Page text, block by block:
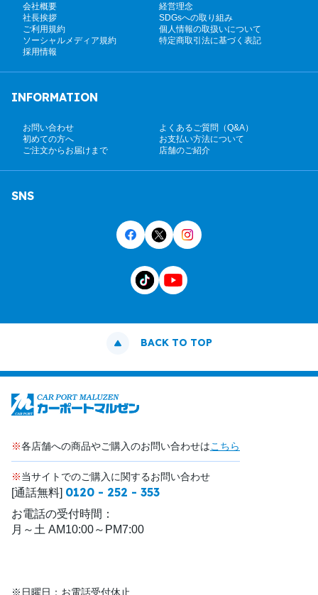
会社概要
経営理念
社長挨拶
SDGsへの取り組み
ご利用規約
個人情報の取扱いについて
ソーシャルメディア規約
特定商取引法に基づく表記
採用情報
INFORMATION
お問い合わせ
よくあるご質問（Q&A）
初めての方へ
お支払い方法について
ご注文からお届けまで
店舗のご紹介
SNS
BACK TO TOP
※各店舗への商品やご購入のお問い合わせはこちら
※当サイトでのご購入に関するお問い合わせ
[通話無料] 0120 - 252 - 353
お電話の受付時間：
月～土 AM10:00～PM7:00
※日曜日：お電話受付休止